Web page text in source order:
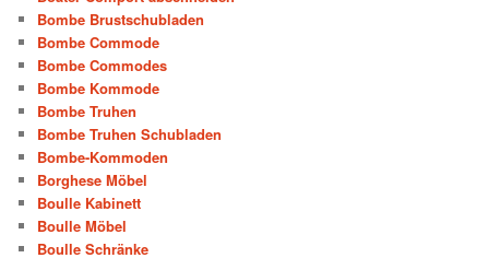
Bombe Brustschubladen
Bombe Commode
Bombe Commodes
Bombe Kommode
Bombe Truhen
Bombe Truhen Schubladen
Bombe-Kommoden
Borghese Möbel
Boulle Kabinett
Boulle Möbel
Boulle Schränke